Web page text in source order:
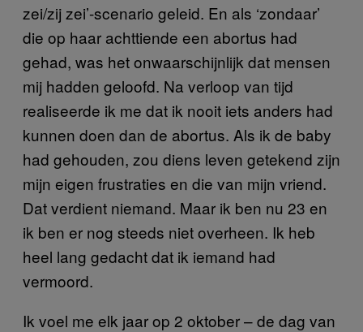
zei/zij zei’-scenario geleid. En als ‘zondaar’
die op haar achttiende een abortus had
gehad, was het onwaarschijnlijk dat mensen
mij hadden geloofd. Na verloop van tijd
realiseerde ik me dat ik nooit iets anders had
kunnen doen dan de abortus. Als ik de baby
had gehouden, zou diens leven getekend zijn
mijn eigen frustraties en die van mijn vriend.
Dat verdient niemand. Maar ik ben nu 23 en
ik ben er nog steeds niet overheen. Ik heb
heel lang gedacht dat ik iemand had
vermoord.
Ik voel me elk jaar op 2 oktober – de dag van